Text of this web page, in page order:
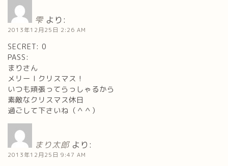
雫 より:
2013年12月25日 2:26 AM
SECRET: 0
PASS:
まりさん
メリーｌクリスマス！
いつも頑張ってらっしゃるから
素敵なクリスマス休日
過ごして下さいね（＾＾）
まり太郎 より:
2013年12月25日 9:47 AM